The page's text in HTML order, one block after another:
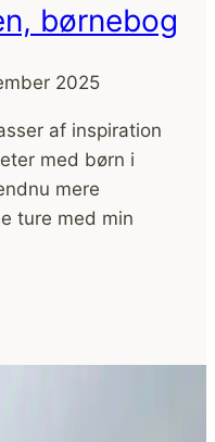
børnebog
2025
af inspiration
med børn i
mere
ture med min